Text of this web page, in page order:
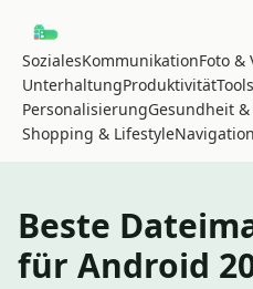
SozialesKommunikationFoto &
UnterhaltungProduktivität
PersonalisierungGesundheit &
Shopping & Lifestyle
Beste
für Android